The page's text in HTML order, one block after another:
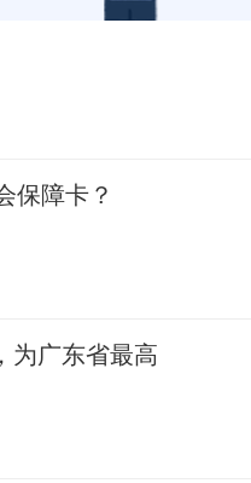
保障卡？
为广东省最高